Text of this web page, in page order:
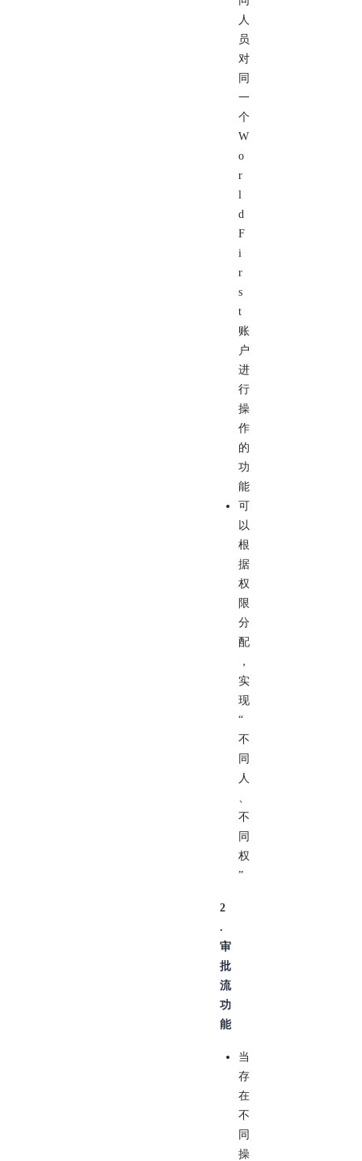
人
员
对
同
一
个
W
o
r
l
d
F
i
r
s
t
账
户
进
行
操
作
的
功
能
可
以
根
据
权
限
分
配
，
实
现
“
不
同
人
不
同
权
”
2
.
审
批
流
功
能
当
存
在
不
同
操